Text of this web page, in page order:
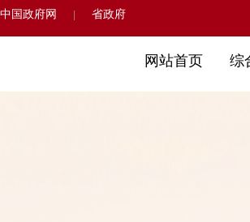
中国政府网 省政府
网站首页 综